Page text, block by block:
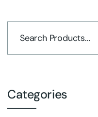
Categories